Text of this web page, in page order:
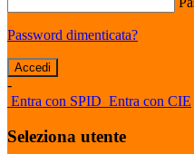
Password dimenticata?
-
Entra con SPID Entra con CIE
Seleziona utente